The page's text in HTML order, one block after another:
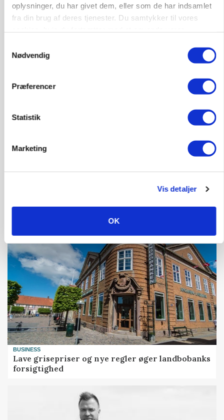
oplysninger, du har givet dem, eller som de har indsamlet
fra din brug af deres tjenester. Du samtykker til vores
Nødvendig
Præferencer
Statistik
Marketing
Vis detaljer
OK
9681, Ranum 03. aug.
Kalvepasser til ejendom i udvikling søges
03. aug.
BUSINESS
Lave grisepriser og nye regler øger landbobanks
forsigtighed